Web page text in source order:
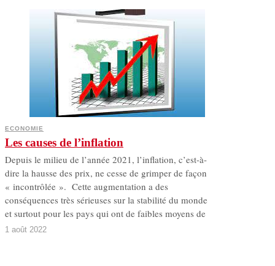
ECONOMIE
Les causes de l’inflation
Depuis le milieu de l’année 2021, l’inflation, c’est-à-
dire la hausse des prix, ne cesse de grimper de façon
« incontrôlée ». Cette augmentation a des
conséquences très sérieuses sur la stabilité du monde
et surtout pour les pays qui ont de faibles moyens de
1 août 2022